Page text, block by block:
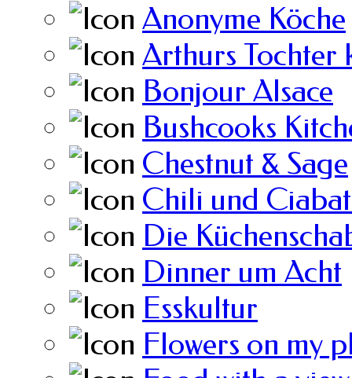
Anonyme Köche
Arthurs Tochter
Bonjour Alsace
Bushcooks
Chestnut & Sage
Chili und
Die
Dinner um Acht
Esskultur
Flowers on my